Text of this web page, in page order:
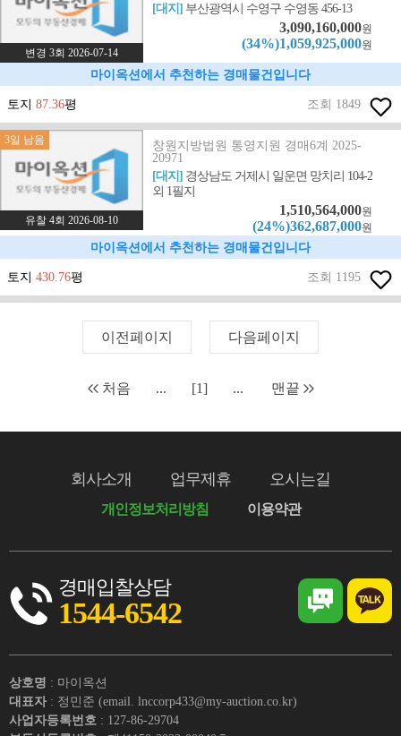
변경 3회 2026-07-14
[대지] 부산광역시 수영구 수영동 456-13
3,090,160,000원
(34%)1,059,925,000원
마이옥션에서 추천하는 경매물건입니다
토지 87.36평 조회 1849
3일 남음
유찰 4회 2026-08-10
창원지방법원 통영지원 경매6계 2025-
20971
[대지] 경상남도 거제시 일운면 망치리 104-2
외 1필지
1,510,564,000원
(24%)362,687,000원
마이옥션에서 추천하는 경매물건입니다
토지 430.76평 조회 1195
이전페이지 다음페이지
처음 ... [1] ... 맨끝
회사소개 업무제휴 오시는길
개인정보처리방침 이용약관
경매입찰상담
1544-6542
상호명 : 마이옥션
대표자 : 정민준 (email. lnccorp433@my-auction.co.kr)
사업자등록번호 : 127-86-29704